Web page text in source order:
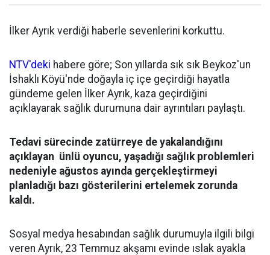
İlker Ayrık verdiği haberle sevenlerini korkuttu.
NTV'deki habere göre; Son yıllarda sık sık Beykoz'un
İshaklı Köyü'nde doğayla iç içe geçirdiği hayatla
gündeme gelen İlker Ayrık, kaza geçirdiğini
açıklayarak sağlık durumuna dair ayrıntıları paylaştı.
Tedavi sürecinde zatürreye de yakalandığını
açıklayan ünlü oyuncu, yaşadığı sağlık problemleri
nedeniyle ağustos ayında gerçekleştirmeyi
planladığı bazı gösterilerini ertelemek zorunda
kaldı.
Sosyal medya hesabından sağlık durumuyla ilgili bilgi
veren Ayrık, 23 Temmuz akşamı evinde ıslak ayakla